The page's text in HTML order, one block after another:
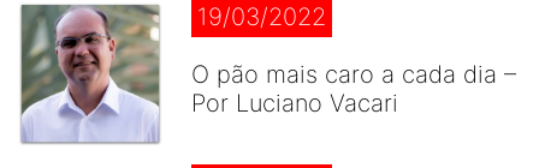
19/03/2022
O pão mais caro a cada dia –
Por Luciano Vacari